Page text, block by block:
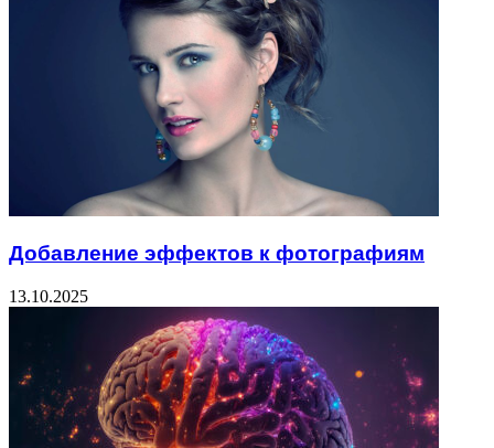
Добавление эффектов к фотографиям
13.10.2025